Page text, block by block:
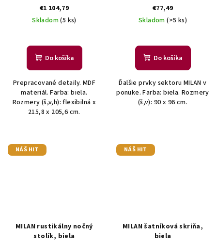
€1 104,79
Skladom(5 ks)
Do košíka
Prepracované detaily. MDF
materiál. Farba: biela.
Rozmery (š,v,h): flexibilná x
215,8 x 205,6 cm.
€77,49
Skladom(>5 ks)
Do košíka
Ďalšie prvky sektoru MILAN v
ponuke. Farba: biela. Rozmery
(š,v): 90 x 96 cm.
NÁŠ HIT
MILAN rustikálny nočný
stolík, biela
NÁŠ HIT
MILAN šatníková skriňa,
biela